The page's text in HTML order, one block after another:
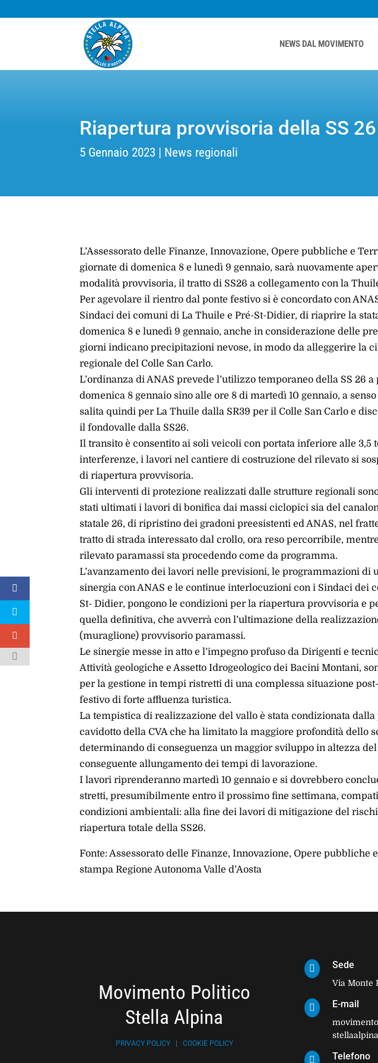
NEWS DAL MOVIMENTO
Riapertura provvisoria della SS
5 Gennaio 2023 News regionali
L’Assessorato delle Finanze, Innovazione, Opere pubbliche e
giornate di domenica 8 e lunedì 9 gennaio, sarà nuovamente
modalità provvisoria, il tratto di SS26 a collegamento con la
Per agevolare il rientro dal ponte festivo si è concordato con
Sindaci dei comuni di La Thuile e Pré-St-Didier, di riaprire la
domenica 8 e lunedì 9 gennaio, anche in considerazione delle
giorni indicano precipitazioni nevose, in modo da alleggerire la
regionale del Colle San Carlo.
L’ordinanza di ANAS prevede l’utilizzo temporaneo della SS 26
domenica 8 gennaio sino alle ore 8 di martedì 10 gennaio, a
salita quindi per La Thuile dalla SR39 per il Colle San Carlo e
il fondovalle dalla SS26.
Il transito è consentito ai soli veicoli con portata inferiore alle 3,5
interferenze, i lavori nel cantiere di costruzione del rilevato si
di riapertura provvisoria.
Gli interventi di protezione realizzati dalle strutture regionali
stati ultimati i lavori di bonifica dai massi ciclopici sia del
statale 26, di ripristino dei gradoni preesistenti ed ANAS, nel
tratto di strada interessato dal crollo, ora reso percorribile,
rilevato paramassi sta procedendo come da programma.
L’avanzamento dei lavori nelle previsioni, le programmazioni di
sinergia con ANAS e le continue interlocuzioni con i Sindaci dei
St- Didier, pongono le condizioni per la riapertura provvisoria e
quella definitiva, che avverrà con l’ultimazione della
(muraglione) provvisorio paramassi.
Le sinergie messe in atto e l’impegno profuso da Dirigenti e
Attività geologiche e Assetto Idrogeologico dei Bacini Montani,
per la gestione in tempi ristretti di una complessa situazione
festivo di forte affluenza turistica.
La tempistica di realizzazione del vallo è stata condizionata dalla
cavidotto della CVA che ha limitato la maggiore profondità dello
determinando di conseguenza un maggior sviluppo in altezza del
conseguente allungamento dei tempi di lavorazione.
I lavori riprenderanno martedì 10 gennaio e si dovrebbero
stretti, presumibilmente entro il prossimo fine settimana,
condizioni ambientali: alla fine dei lavori di mitigazione del
riapertura totale della SS26.
Fonte: Assessorato delle Finanze, Innovazione, Opere pubbliche
stampa Regione Autonoma Valle d’Aosta
Movimento Politico
Stella Alpina
PRIVACY POLICY| COOKIE POLICY
 Sede
Via Monte
 E-mail
 Telefono